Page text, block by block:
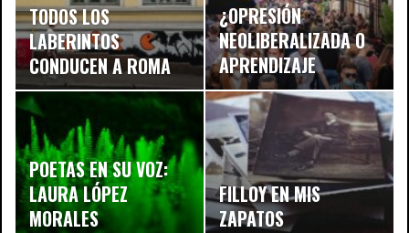
TODOS LOS
LABERINTOS
CONDUCEN A ROMA
¿OPRESIÓN
NEOLIBERALIZADA O
APRENDIZAJE
CIUDADANO?
POETAS EN SU VOZ:
LAURA LÓPEZ
MORALES
FILLOY EN MIS
ZAPATOS